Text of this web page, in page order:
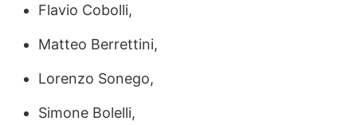
Flavio Cobolli,
Matteo Berrettini,
Lorenzo Sonego,
Simone Bolelli,